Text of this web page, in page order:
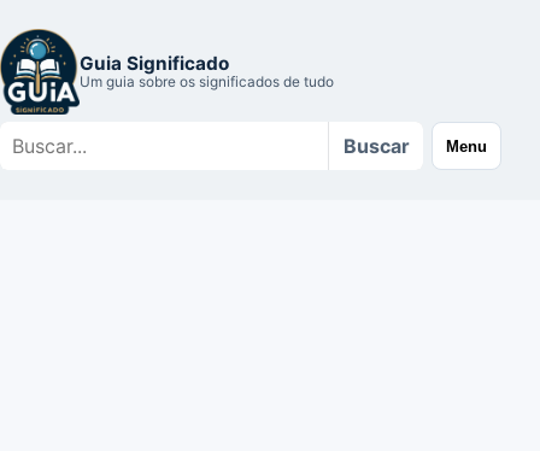
Guia Significado
Um guia sobre os significados de tudo
Buscar
Buscar Menu